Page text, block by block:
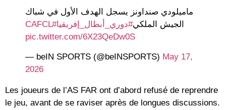
ماميلودي صنداونز يسجل الهدف الأول في شباك
الجيش الملكي#دوري_أبطال_إفريقيا#CAFCL
pic.twitter.com/6X23QeDw0S
— beIN SPORTS (@beINSPORTS) May 17,
2026
Les joueurs de l’AS FAR ont d’abord refusé de reprendre
le jeu, avant de se raviser après de longues discussions.